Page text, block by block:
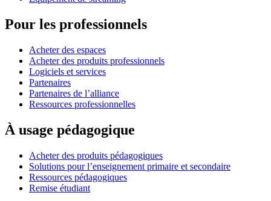
Pour les professionnels
Acheter des espaces
Acheter des produits professionnels
Logiciels et services
Partenaires
Partenaires de l’alliance
Ressources professionnelles
À usage pédagogique
Acheter des produits pédagogiques
Solutions pour l’enseignement primaire et secondaire
Ressources pédagogiques
Remise étudiant